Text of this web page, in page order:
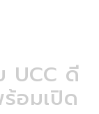
UCC ดี
อมเปิด